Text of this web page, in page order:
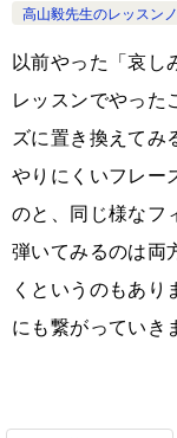
高山毅先生のレッスン
以前やった「哀し
レッスンでやった
ズに置き換えてみ
やりにくいフレー
のと、同じ様なフ
弾いてみるのは両
くというのもあ
にも繋がっていき